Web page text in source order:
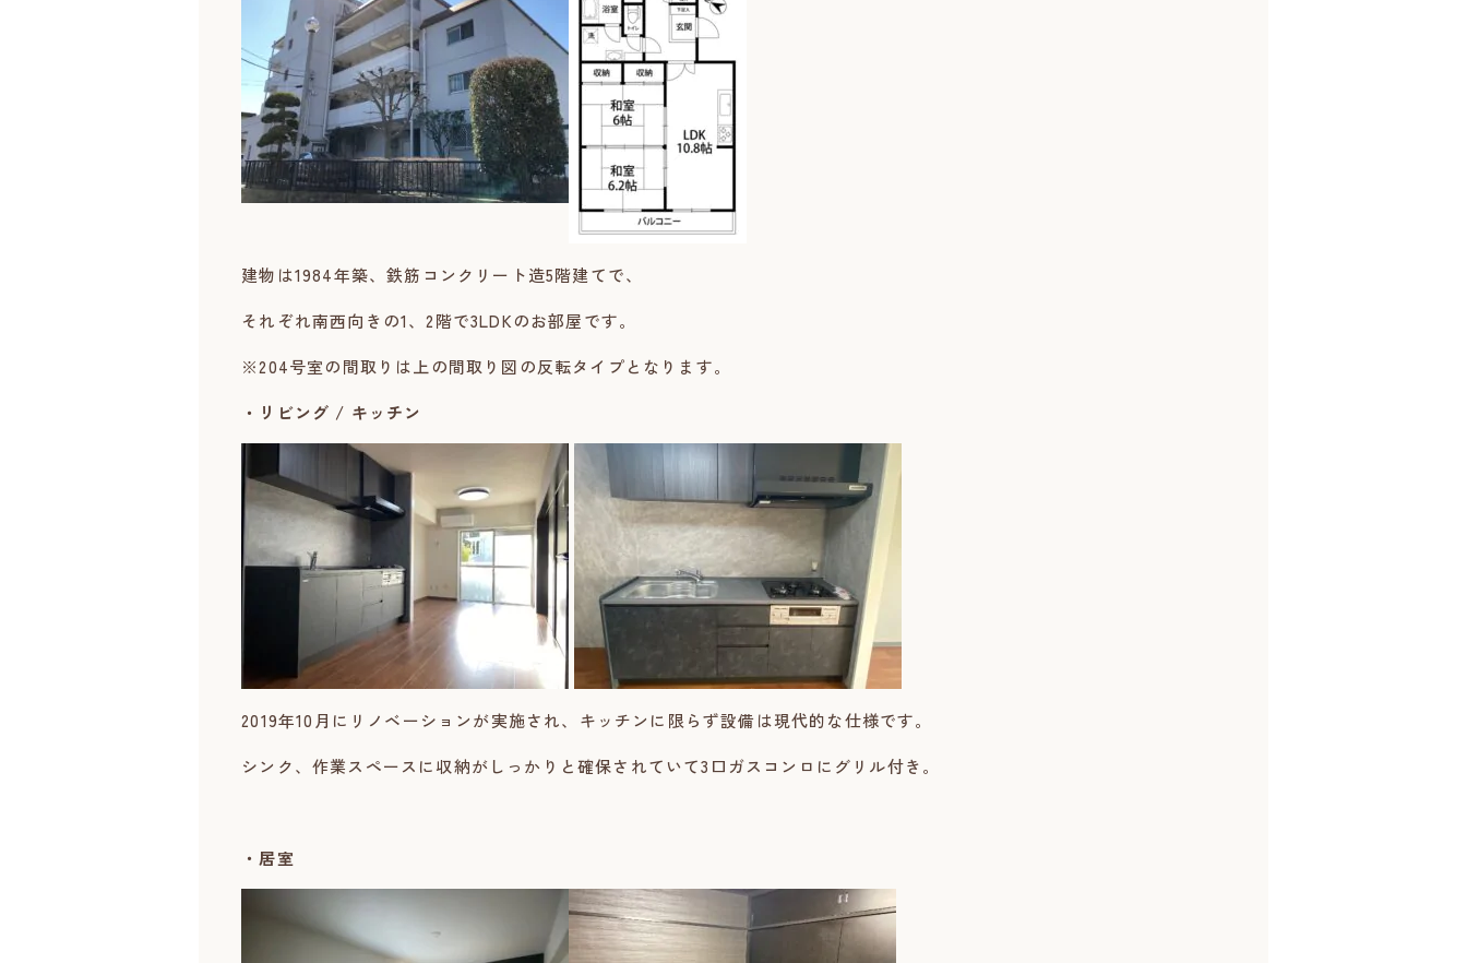
建物は1984年築、鉄筋コンクリート造5階建てで、
それぞれ南西向きの1、2階で3LDKのお部屋です。
※204号室の間取りは上の間取り図の反転タイプとなります。
・リビング / キッチン
2019年10月にリノベーションが実施され、キッチンに限らず設備は現代的な仕様です。
シンク、作業スペースに収納がしっかりと確保されていて3口ガスコンロにグリル付き。
・居室